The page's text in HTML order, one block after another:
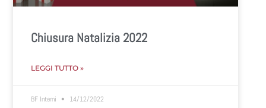
Chiusura Natalizia 2022
LEGGI TUTTO »
BF Interni 14/12/2022